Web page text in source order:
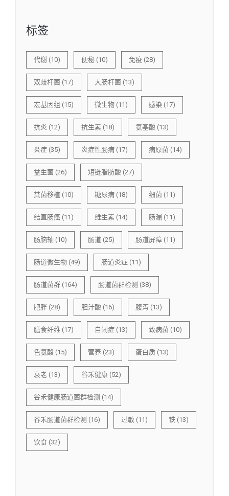
标签
代谢 (10) 便秘 (10) 免疫 (28)
双歧杆菌 (17) 大肠杆菌 (13)
宏基因组 (15) 微生物 (11) 感染 (17)
抗炎 (12) 抗生素 (18) 氨基酸 (13)
炎症 (35) 炎症性肠病 (17) 病原菌 (14)
益生菌 (26) 短链脂肪酸 (27)
粪菌移植 (10) 糖尿病 (18) 细菌 (11)
结直肠癌 (11) 维生素 (14) 肠漏 (11)
肠脑轴 (10) 肠道 (25) 肠道屏障 (11)
肠道微生物 (49) 肠道炎症 (11)
肠道菌群 (164) 肠道菌群检测 (38)
肥胖 (28) 胆汁酸 (16) 腹泻 (13)
膳食纤维 (17) 自闭症 (13) 致病菌 (10)
色氨酸 (15) 营养 (23) 蛋白质 (13)
衰老 (13) 谷禾健康 (52)
谷禾健康肠道菌群检测 (14)
谷禾肠道菌群检测 (16) 过敏 (11) 铁 (13)
饮食 (32)